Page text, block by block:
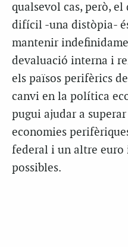
qualsevol cas, però, el
difícil -una distòpia-
mantenir
devaluació interna i
els països perifèrics
canvi en la política
pugui ajudar a
economies
federal i un altre euro
possibles.